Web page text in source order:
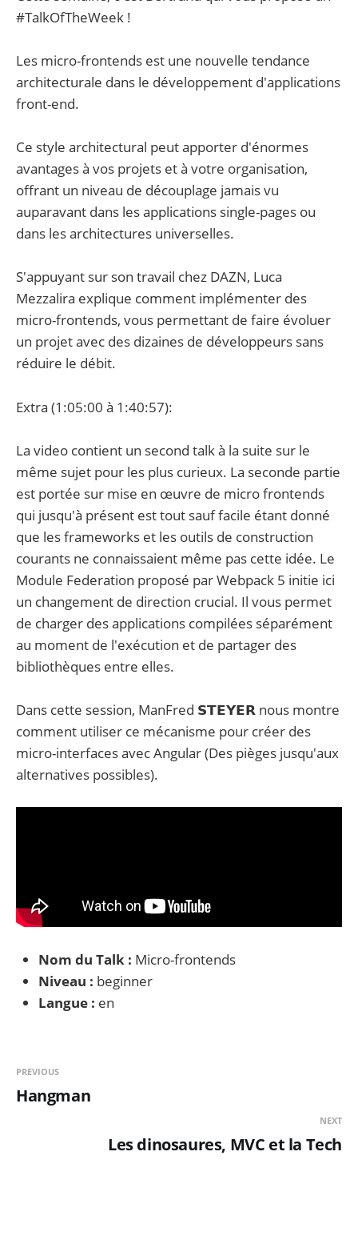
#TalkOfTheWeek !
Les micro-frontends est une nouvelle tendance
architecturale dans le développement d'applications
front-end.
Ce style architectural peut apporter d'énormes
avantages à vos projets et à votre organisation,
offrant un niveau de découplage jamais vu
auparavant dans les applications single-pages ou
dans les architectures universelles.
S'appuyant sur son travail chez DAZN, Luca
Mezzalira explique comment implémenter des
micro-frontends, vous permettant de faire évoluer
un projet avec des dizaines de développeurs sans
réduire le débit.
Extra (1:05:00 à 1:40:57):
La video contient un second talk à la suite sur le
même sujet pour les plus curieux. La seconde partie
est portée sur mise en œuvre de micro frontends
qui jusqu'à présent est tout sauf facile étant donné
que les frameworks et les outils de construction
courants ne connaissaient même pas cette idée. Le
Module Federation proposé par Webpack 5 initie ici
un changement de direction crucial. Il vous permet
de charger des applications compilées séparément
au moment de l'exécution et de partager des
bibliothèques entre elles.
Dans cette session, ManFred 𝗦𝗧𝗘𝗬𝗘𝗥 nous montre
comment utiliser ce mécanisme pour créer des
micro-interfaces avec Angular (Des pièges jusqu'aux
alternatives possibles).
Nom du Talk : Micro-frontends
Niveau : beginner
Langue : en
PREVIOUS
Hangman
NEXT
Les dinosaures, MVC et la Tech